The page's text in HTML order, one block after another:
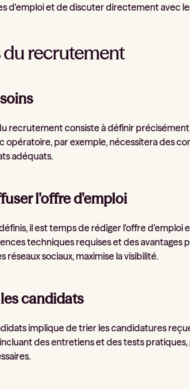
d'emploi et de discuter directement avec
du recrutement
recrutement consiste à définir
opératoire, par exemple, nécessitera des
adéquats.
l'offre d'emploi
il est temps de rédiger l'offre
techniques requises et des avantages
réseaux sociaux, maximise la visibilité.
candidats
implique de trier les candidatures
des entretiens et des tests